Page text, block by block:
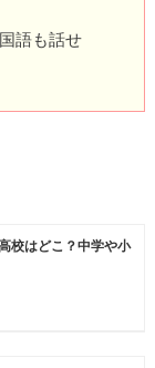
語も話せ
校はどこ？中学や小